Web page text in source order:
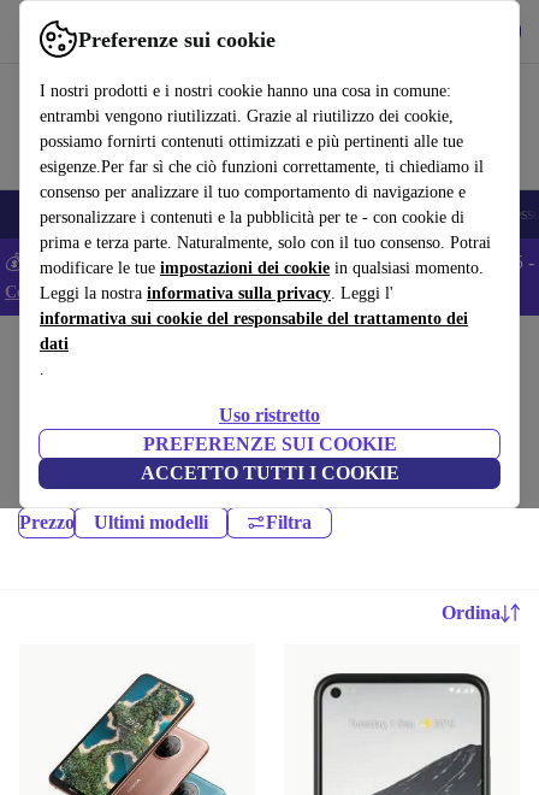
Preferenze sui cookie
I nostri prodotti e i nostri cookie hanno una cosa in comune:
entrambi vengono riutilizzati. Grazie al riutilizzo dei cookie,
possiamo fornirti contenuti ottimizzati e più pertinenti alle tue
esigenze.Per far sì che ciò funzioni correttamente, ti chiediamo il
consenso per analizzare il tuo comportamento di navigazione e
personalizzare i contenuti e la pubblicità per te - con cookie di
prima e terza parte. Naturalmente, solo con il tuo consenso. Potrai
modificare le tue impostazioni dei cookie in qualsiasi momento.
Leggi la nostra informativa sulla privacy. Leggi l'
informativa sui cookie del responsabile del trattamento dei
dati
.
Uso ristretto
PREFERENZE SUI COOKIE
ACCETTO TUTTI I COOKIE
Usa refurbed in modo rapido e semplice
🎒 Back to school Smartphone Portatili Tablet Smartwatch
💰 Extra -5% su tutti gli smartphone Android - Codice: ANDROID5 -
Condizioni
Home
Cellulari Nokia ricondizionati certificati sotto 1000 – risparmia fino al
40%. Resi entro 30 giorni e garanzia di 12 mesi. Acquista in modo
sostenibile oggi!
Prezzo Ultimi modelli Filtra
Ordina